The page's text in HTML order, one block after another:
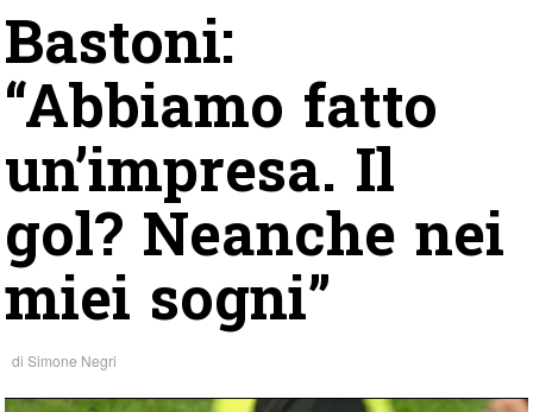
Bastoni:
“Abbiamo fatto
un’impresa. Il
gol? Neanche nei
miei sogni”
diSimone Negri